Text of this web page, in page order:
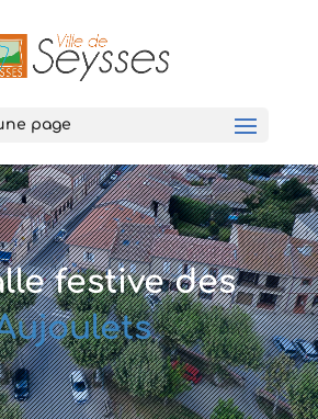
page
festive des